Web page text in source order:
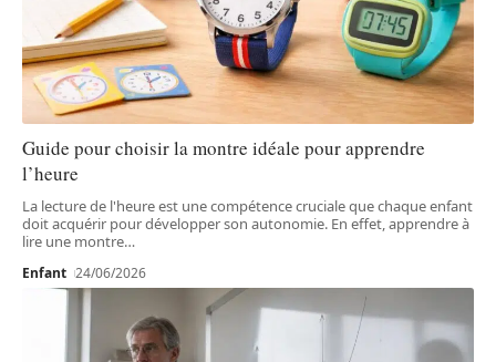
Guide pour choisir la montre idéale pour apprendre
l’heure
La lecture de l'heure est une compétence cruciale que chaque enfant
doit acquérir pour développer son autonomie. En effet, apprendre à
lire une montre…
Enfant 24/06/2026